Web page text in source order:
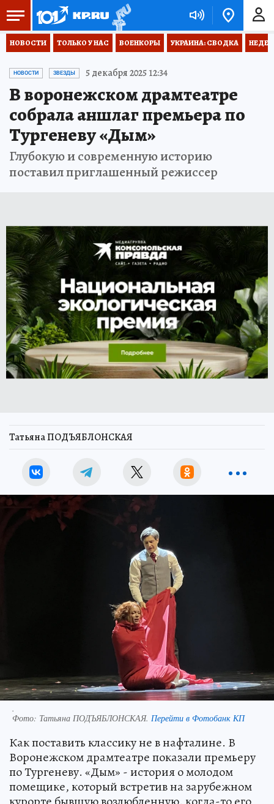
НОВОСТИ ТОЛЬКО У НАС ВОЕНКОРЫ УКРАИНА: СВОДКА
НОВОСТИ ЗВЕЗДЫ 5 декабря 2025 12:34
В воронежском драмтеатре
собрала аншлаг премьера по
Тургеневу «Дым»
Глубокую и современную историю
поставил приглашенный режиссер
Татьяна ПОДЪЯБЛОНСКАЯ
.
Фото: Татьяна ПОДЪЯБЛОНСКАЯ. Перейти в Фотобанк КП
Как поставить классику не в нафталине. В
Воронежском драмтеатре показали премьеру
по Тургеневу. «Дым» - история о молодом
помещике, который встретив на зарубежном